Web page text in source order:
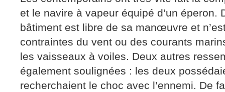
et le navire à vapeur équipé d’un éperon.
bâtiment est libre de sa manœuvre et
contraintes du vent ou des courants
les vaisseaux à voiles. Deux autres
également soulignées : les deux
recherchaient le choc avec l’ennemi. De